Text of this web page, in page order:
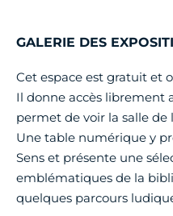
GALERIE DES
Cet espace est gratuit et
Il donne accès librement
permet de voir la salle
Une table numérique y
Sens et présente une
emblématiques de la
quelques parcours